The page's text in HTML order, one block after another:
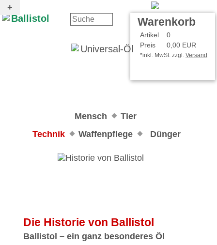
Warenkorb
Artikel
0
Preis
0,00 EUR
*inkl. MwSt. zzgl. Versand
Mensch
Tier
Technik
Waffenpflege Dünger
Die Historie von Ballistol
Ballistol – ein ganz besonderes Öl